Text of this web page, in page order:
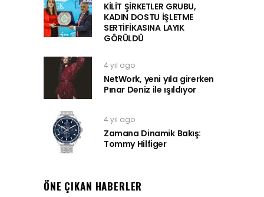
KİLİT ŞİRKETLER GRUBU,
KADIN DOSTU İŞLETME
SERTİFİKASINA LAYIK
GÖRÜLDÜ
4 yıl ago
NetWork, yeni yıla girerken
Pınar Deniz ile ışıldıyor
4 yıl ago
Zamana Dinamik Bakış:
Tommy Hilfiger
ÖNE ÇIKAN HABERLER